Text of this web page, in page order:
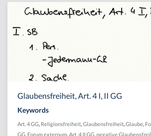
Glaubensfreiheit, Art. 4 I, II GG
Keywords
Art. 4 GG Religionsfreiheit Glaubensfreiheit Glaube
GG Forum externum Art. 4 II GG negative